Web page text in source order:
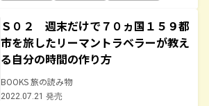
Ｓ０２ 週末だけで７０ヵ国１５９都
市を旅したリーマントラベラーが教え
る自分の時間の作り方
BOOKS 旅の読み物
2022.07.21 発売